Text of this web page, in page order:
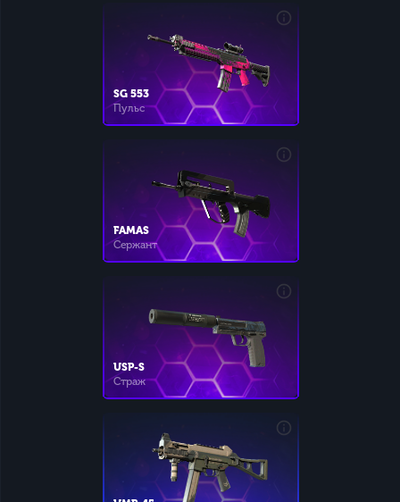
SG 553
Пульс
FAMAS
Сержант
USP-S
Страж